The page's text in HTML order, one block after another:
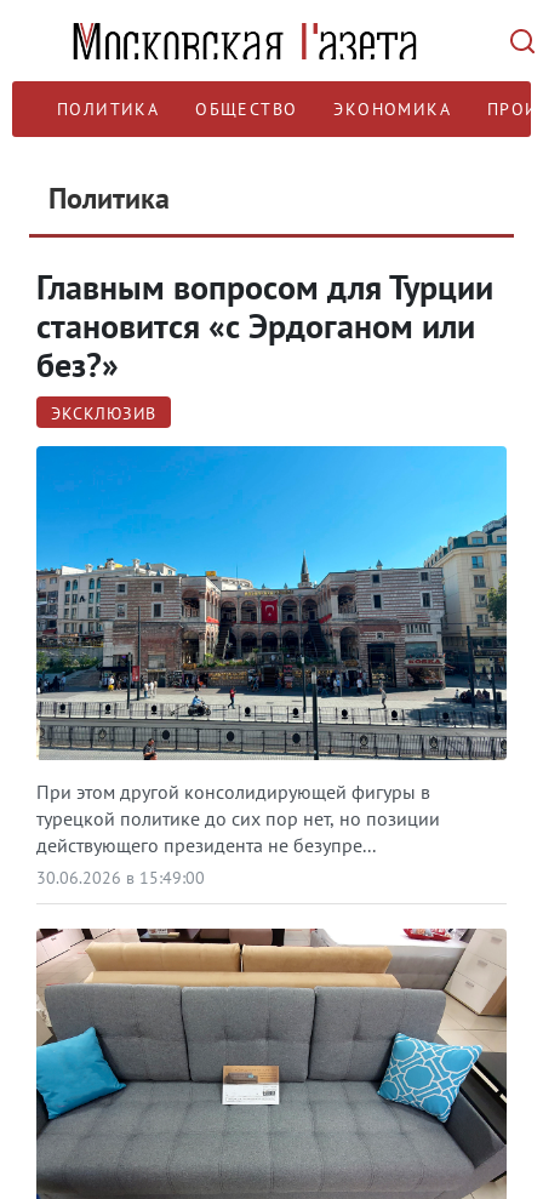
ПОЛИТИКА ОБЩЕСТВО ЭКОНОМИКА
Политика
Главным вопросом для Турции
становится «с Эрдоганом или
без?»
ЭКСКЛЮЗИВ
При этом другой консолидирующей фигуры в
турецкой политике до сих пор нет, но позиции
действующего президента не безупре...
30.06.2026 в 15:49:00